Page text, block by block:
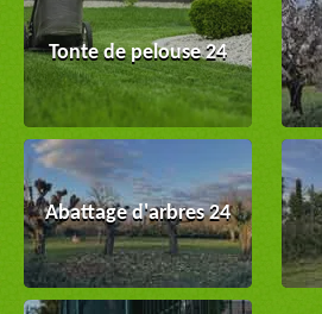
Tonte de pelouse 24
Abattage d'arbres 24